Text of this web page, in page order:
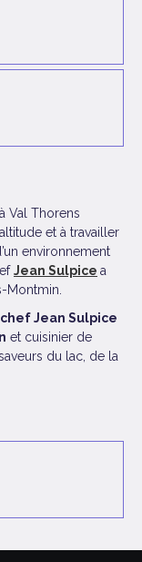
Val Thorens
et à travailler
environnement
Jean Sulpice a
Montmin.
Jean Sulpice
et cuisinier de
du lac, de la